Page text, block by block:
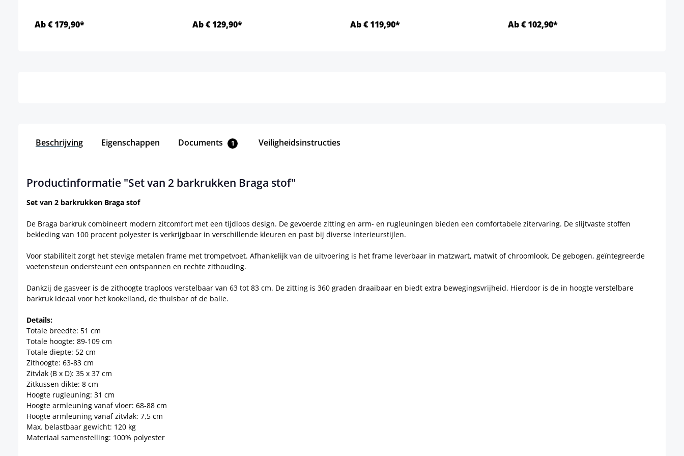
Ab € 179,90* Ab € 129,90* Ab € 119,90* Ab € 102,90*
Beschrijving Eigenschappen Documents 1 Veiligheidsinstructies
Productinformatie "Set van 2 barkrukken Braga stof"
Set van 2 barkrukken Braga stof
De Braga barkruk combineert modern zitcomfort met een tijdloos design. De gevoerde zitting en arm- en rugleuningen bieden een comfortabele zitervaring. De slijtvaste stoffen
bekleding van 100 procent polyester is verkrijgbaar in verschillende kleuren en past bij diverse interieurstijlen.
Voor stabiliteit zorgt het stevige metalen frame met trompetvoet. Afhankelijk van de uitvoering is het frame leverbaar in matzwart, matwit of chroomlook. De gebogen, geïntegreerde
voetensteun ondersteunt een ontspannen en rechte zithouding.
Dankzij de gasveer is de zithoogte traploos verstelbaar van 63 tot 83 cm. De zitting is 360 graden draaibaar en biedt extra bewegingsvrijheid. Hierdoor is de in hoogte verstelbare
barkruk ideaal voor het kookeiland, de thuisbar of de balie.
Details:
Totale breedte: 51 cm
Totale hoogte: 89-109 cm
Totale diepte: 52 cm
Zithoogte: 63-83 cm
Zitvlak (B x D): 35 x 37 cm
Zitkussen dikte: 8 cm
Hoogte rugleuning: 31 cm
Hoogte armleuning vanaf vloer: 68-88 cm
Hoogte armleuning vanaf zitvlak: 7,5 cm
Max. belastbaar gewicht: 120 kg
Materiaal samenstelling: 100% polyester